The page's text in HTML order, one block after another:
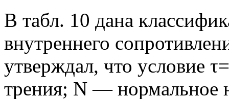
В табл. 10 дана
внутреннего
утверждал, что условие
трения; N —